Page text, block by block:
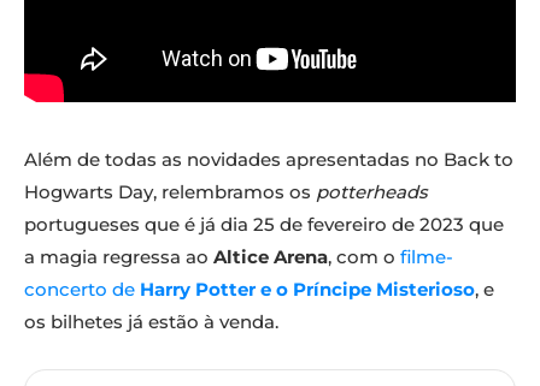
Além de todas as novidades apresentadas no Back to
Hogwarts Day, relembramos os potterheads
portugueses que é já dia 25 de fevereiro de 2023 que
a magia regressa ao Altice Arena, com o filme-
concerto de Harry Potter e o Príncipe Misterioso, e
os bilhetes já estão à venda.